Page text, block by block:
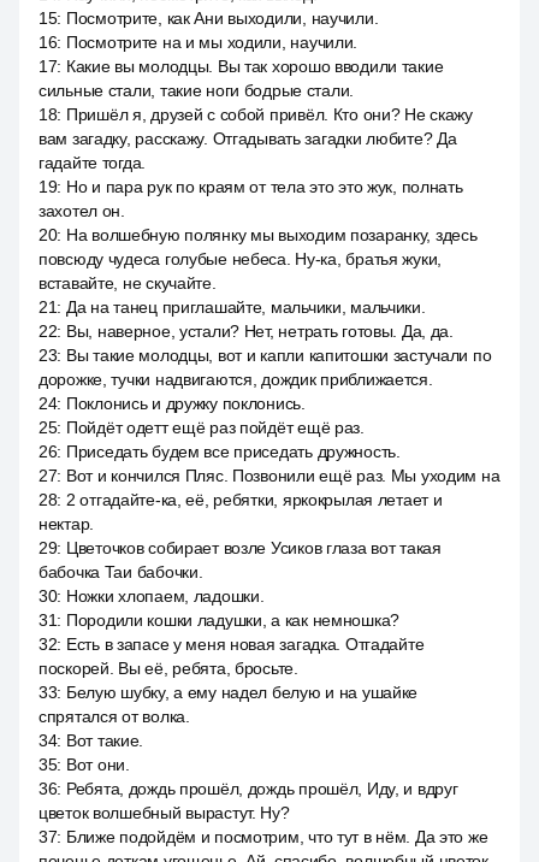
15: Посмотрите, как Ани выходили, научили.
16: Посмотрите на и мы ходили, научили.
17: Какие вы молодцы. Вы так хорошо вводили такие
сильные стали, такие ноги бодрые стали.
18: Пришёл я, друзей с собой привёл. Кто они? Не скажу
вам загадку, расскажу. Отгадывать загадки любите? Да
гадайте тогда.
19: Но и пара рук по краям от тела это это жук, полнать
захотел он.
20: На волшебную полянку мы выходим позаранку, здесь
повсюду чудеса голубые небеса. Ну-ка, братья жуки,
вставайте, не скучайте.
21: Да на танец приглашайте, мальчики, мальчики.
22: Вы, наверное, устали? Нет, нетрать готовы. Да, да.
23: Вы такие молодцы, вот и капли капитошки застучали по
дорожке, тучки надвигаются, дождик приближается.
24: Поклонись и дружку поклонись.
25: Пойдёт одетт ещё раз пойдёт ещё раз.
26: Приседать будем все приседать дружность.
27: Вот и кончился Пляс. Позвонили ещё раз. Мы уходим на
28: 2 отгадайте-ка, её, ребятки, яркокрылая летает и
нектар.
29: Цветочков собирает возле Усиков глаза вот такая
бабочка Таи бабочки.
30: Ножки хлопаем, ладошки.
31: Породили кошки ладушки, а как немношка?
32: Есть в запасе у меня новая загадка. Отгадайте
поскорей. Вы её, ребята, бросьте.
33: Белую шубку, а ему надел белую и на ушайке
спрятался от волка.
34: Вот такие.
35: Вот они.
36: Ребята, дождь прошёл, дождь прошёл, Иду, и вдруг
цветок волшебный вырастут. Ну?
37: Ближе подойдём и посмотрим, что тут в нём. Да это же